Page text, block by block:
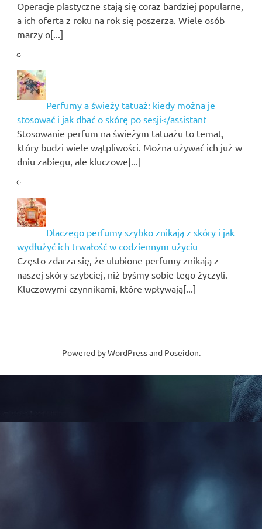
Operacje plastyczne stają się coraz bardziej popularne,
a ich oferta z roku na rok się poszerza. Wiele osób
marzy o[...]
Perfumy a świeży tatuaż: kiedy można je
stosować i jak dbać o skórę po sesji</assistant
Stosowanie perfum na świeżym tatuażu to temat,
który budzi wiele wątpliwości. Można używać ich już w
dniu zabiegu, ale kluczowe[...]
Dlaczego perfumy szybko znikają z skóry i jak
wydłużyć ich trwałość w codziennym użyciu
Często zdarza się, że ulubione perfumy znikają z
naszej skóry szybciej, niż byśmy sobie tego życzyli.
Kluczowymi czynnikami, które wpływają[...]
Powered byWordPressand Poseidon.